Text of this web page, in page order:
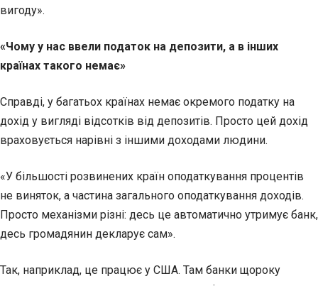
вигоду».
«Чому у нас ввели податок на депозити, а в інших
країнах такого немає»
Справді, у багатьох країнах немає окремого податку на
дохід у вигляді відсотків від депозитів. Просто цей дохід
враховується нарівні з іншими доходами людини.
«У більшості розвинених країн оподаткування процентів
не виняток, а частина загального оподаткування доходів.
Просто механізми різні: десь це автоматично утримує банк,
десь громадянин декларує сам».
Так, наприклад, це працює у США. Там банки щороку